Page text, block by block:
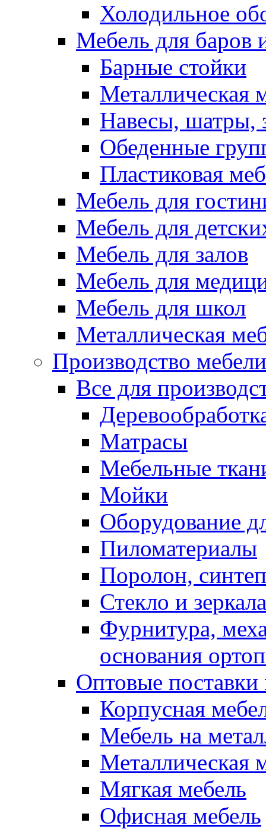
Холодильное
Мебель для баров
Барные стойки
Металлическая
Навесы, шатры,
Обеденные
Пластиковая
Мебель для
Мебель для
Мебель для залов
Мебель для
Мебель для школ
Металлическая
Производство мебели
Все для
Матрасы
Мебельные
Мойки
Оборудование
Пиломатериалы
Поролон,
Стекло и зеркала
Фурнитура,
основания
Оптовые поставки
Корпусная
Мебель на
Металлическая
Мягкая мебель
Офисная мебель